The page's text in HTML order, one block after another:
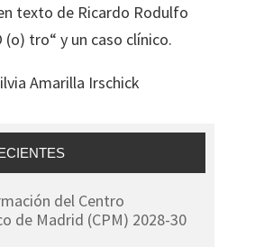
texto de Ricardo Rodulfo
(o) tro“ y un caso clínico.
Amarilla Irschick
del Centro
de Madrid (CPM) 2028-30